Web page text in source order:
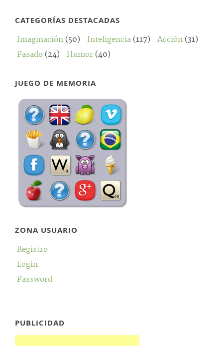
CATEGORÍAS DESTACADAS
Imaginación (50) Inteligencia (117) Acción (31)
Pasado (24) Humor (40)
JUEGO DE MEMORIA
ZONA USUARIO
Registro
Login
Password
PUBLICIDAD